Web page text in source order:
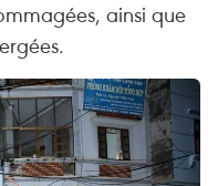
ainsi que